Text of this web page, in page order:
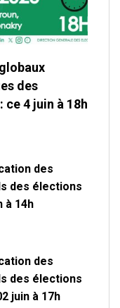
des
4 juin à 18h
des
des élections
à 14h
des
des élections
juin à 17h